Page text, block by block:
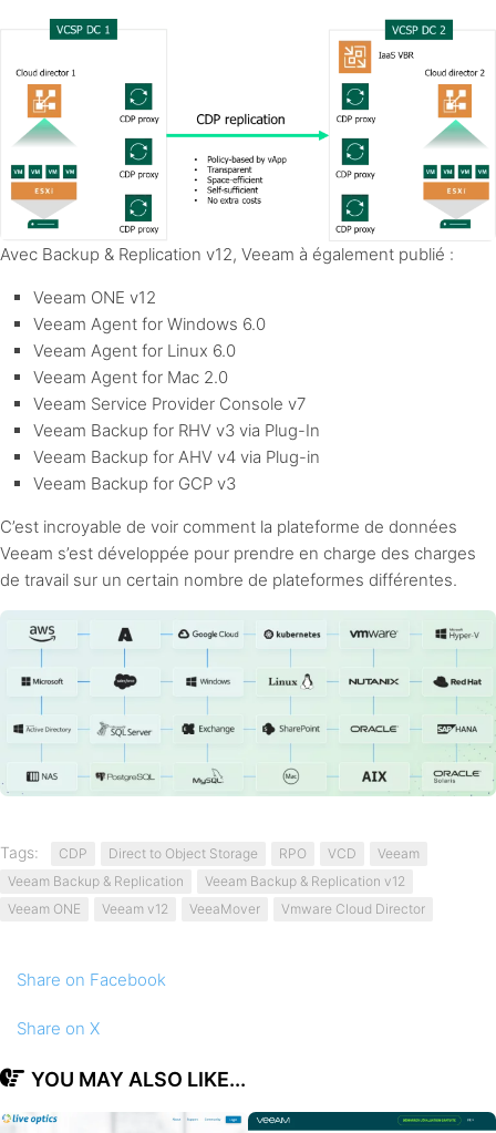
Avec Backup & Replication v12, Veeam à également publié :
Veeam ONE v12
Veeam Agent for Windows 6.0
Veeam Agent for Linux 6.0
Veeam Agent for Mac 2.0
Veeam Service Provider Console v7
Veeam Backup for RHV v3 via Plug-In
Veeam Backup for AHV v4 via Plug-in
Veeam Backup for GCP v3
C’est incroyable de voir comment la plateforme de données
Veeam s’est développée pour prendre en charge des charges
de travail sur un certain nombre de plateformes différentes.
Tags: CDP Direct to Object Storage RPO VCD
Veeam
Veeam Backup & Replication
Veeam Backup & Replication v12
Veeam ONE
Veeam v12 VeeaMover Vmware Cloud Director
Share on Facebook
Share on X
YOU MAY ALSO LIKE...